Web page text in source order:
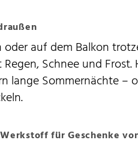
oder auf dem Balkon
Schnee und
lange Sommernächte –
für Geschenke